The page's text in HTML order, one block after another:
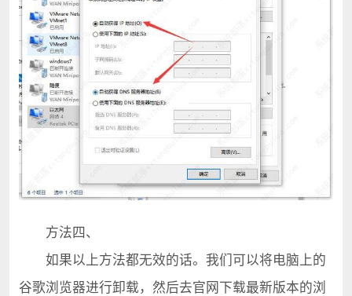
方法四、
如果以上方法都无效的话。我们可以将电脑上的
谷歌浏览器进行卸载，然后去官网下载最新版本的浏